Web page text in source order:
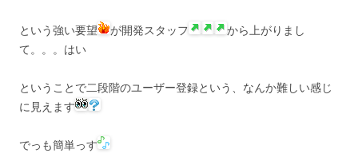
という強い要望 が開発スタッフ
から上がりまし
て。。。はい
ということで二段階のユーザー登録という、なんか難しい感じ
に見えます
でっも簡単っす